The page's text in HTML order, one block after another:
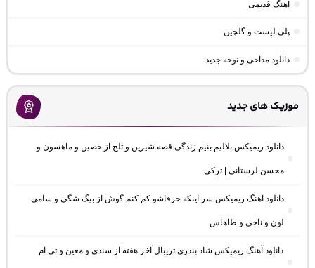
اهنگ قدیمی
پلی لیست و گلچین
دانلود مداحی و نوحه جدید
موزیک های جدید
دانلود ریمیکس بلالیم بنیم زندگی قصه شیرین و تلخ از حصین و ماهسون و
محسن لرستانی | ترکی
دانلود آهنگ ریمیکس سر اینکه حرفاشو کم کنم گوش از بیگ شگی و سامی
لون و ناجی و طاهاس
دانلود آهنگ ریمیکس شاد بندری تریبال آخر هفته از سندی و معین و تی ام